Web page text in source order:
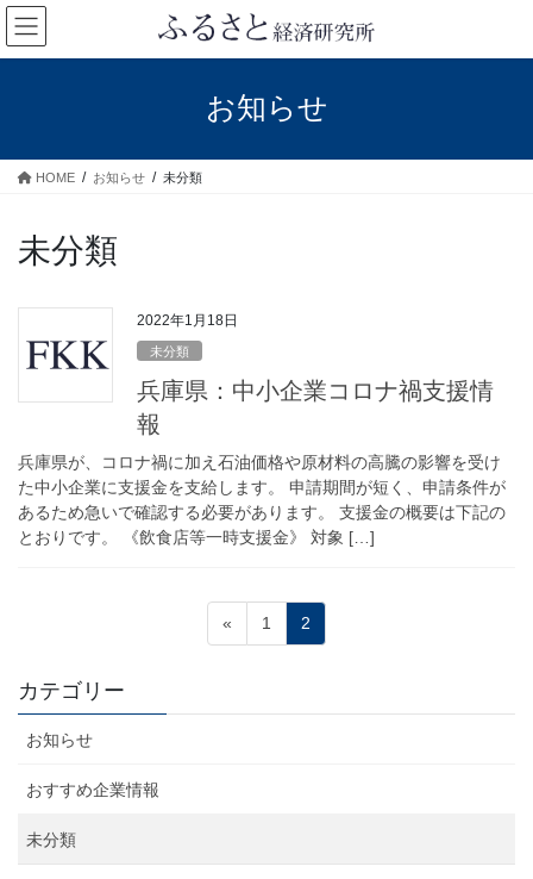
コ
ン
テ
ス
ナ
ビ
ゲ
ン
お知らせ
HOME お知らせ 未分類
未分類
2022年1月18日
未分類
兵庫県：中小企業コロナ禍支援情
報
兵庫県が、コロナ禍に加え石油価格や原材料の高騰の影響を受け
た中小企業に支援金を支給します。 申請期間が短く、申請条件が
あるため急いで確認する必要があります。 支援金の概要は下記の
とおりです。 《飲食店等一時支援金》 対象 […]
の
ペ
ー
ジ
送
り
«
固
定
1
固
定
2
カテゴリー
お知らせ
おすすめ企業情報
未分類